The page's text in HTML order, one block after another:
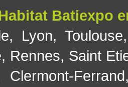
Batiexpo
, Lyon, Toulouse
, Rennes, Saint
Clermont-Ferrand